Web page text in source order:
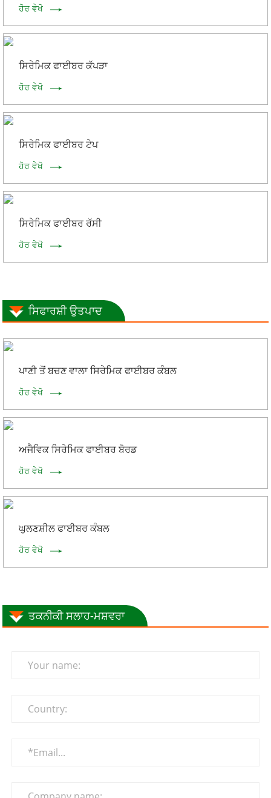
ਹੋਰ ਵੇਖੋ
ਸਿਰੇਮਿਕ ਫਾਈਬਰ ਕੱਪੜਾ
ਹੋਰ ਵੇਖੋ
ਸਿਰੇਮਿਕ ਫਾਈਬਰ ਟੇਪ
ਹੋਰ ਵੇਖੋ
ਸਿਰੇਮਿਕ ਫਾਈਬਰ ਰੱਸੀ
ਹੋਰ ਵੇਖੋ
ਸਿਫਾਰਸ਼ੀ ਉਤਪਾਦ
ਪਾਣੀ ਤੋਂ ਬਚਣ ਵਾਲਾ ਸਿਰੇਮਿਕ ਫਾਈਬਰ ਕੰਬਲ
ਹੋਰ ਵੇਖੋ
ਅਜੈਵਿਕ ਸਿਰੇਮਿਕ ਫਾਈਬਰ ਬੋਰਡ
ਹੋਰ ਵੇਖੋ
ਘੁਲਣਸ਼ੀਲ ਫਾਈਬਰ ਕੰਬਲ
ਹੋਰ ਵੇਖੋ
ਤਕਨੀਕੀ ਸਲਾਹ-ਮਸ਼ਵਰਾ